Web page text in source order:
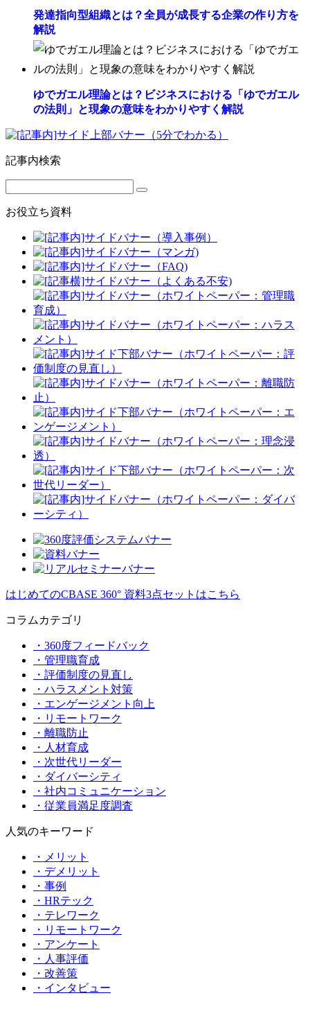
発達指向型組織とは？全員が成長する企業の作り方を
解説
ゆでガエル理論とは？ビジネスにおける「ゆでガエル
の法則」と現象の意味をわかりやすく解説
記事内検索
お役立ち資料
はじめてのCBASE 360° 資料3点セットはこちら
コラムカテゴリ
・360度フィードバック
・管理職育成
・評価制度の見直し
・ハラスメント対策
・エンゲージメント向上
・リモートワーク
・離職防止
・人材育成
・次世代リーダー
・ダイバーシティ
・社内コミュニケーション
・従業員満足度調査
人気のキーワード
・メリット
・デメリット
・事例
・HRテック
・テレワーク
・リモートワーク
・アンケート
・人事評価
・改善策
・インタビュー